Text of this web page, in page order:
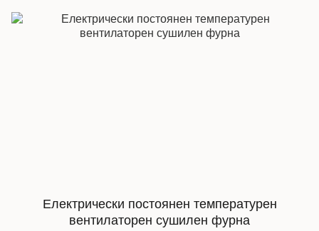
Електрически постоянен температурен
вентилаторен сушилен фурна